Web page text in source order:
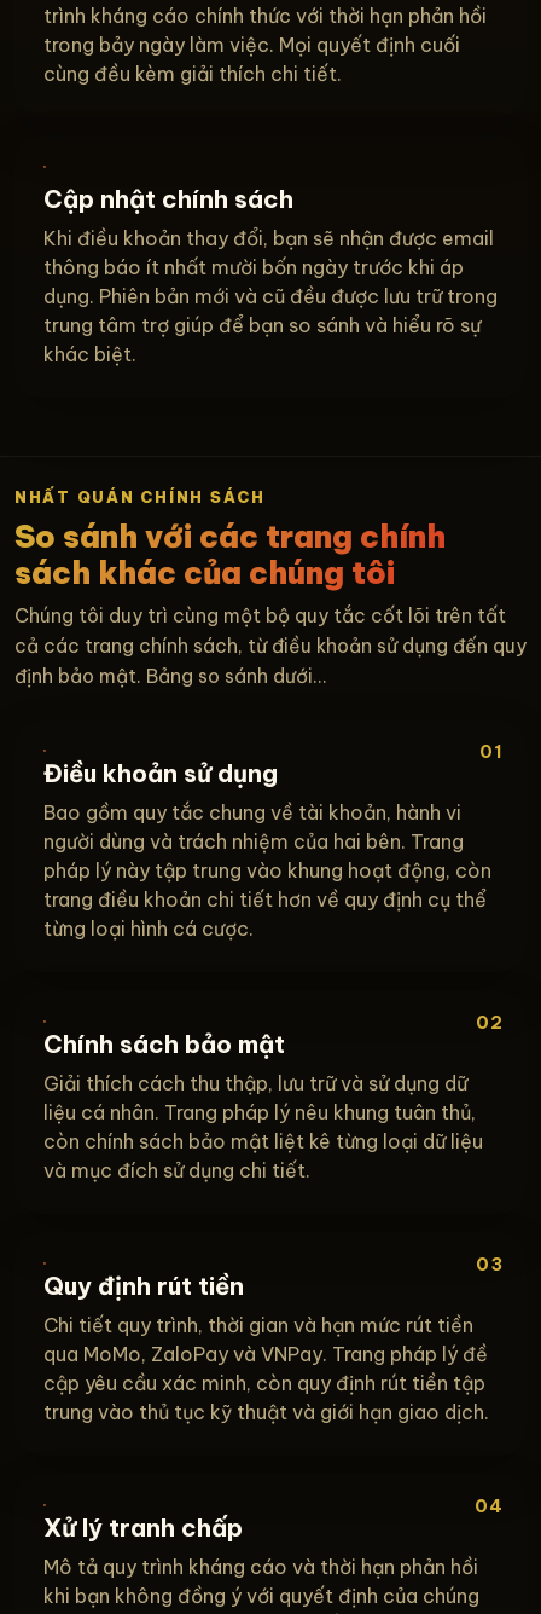
trình kháng cáo chính thức với thời hạn phản hồi
trong bảy ngày làm việc. Mọi quyết định cuối
cùng đều kèm giải thích chi tiết.
Cập nhật chính sách
Khi điều khoản thay đổi, bạn sẽ nhận được email
thông báo ít nhất mười bốn ngày trước khi áp
dụng. Phiên bản mới và cũ đều được lưu trữ trong
trung tâm trợ giúp để bạn so sánh và hiểu rõ sự
khác biệt.
NHẤT QUÁN CHÍNH SÁCH
So sánh với các trang chính
sách khác của chúng tôi
Chúng tôi duy trì cùng một bộ quy tắc cốt lõi trên tất
cả các trang chính sách, từ điều khoản sử dụng đến quy
định bảo mật. Bảng so sánh dưới...
01
Điều khoản sử dụng
Bao gồm quy tắc chung về tài khoản, hành vi
người dùng và trách nhiệm của hai bên. Trang
pháp lý này tập trung vào khung hoạt động, còn
trang điều khoản chi tiết hơn về quy định cụ thể
từng loại hình cá cược.
02
Chính sách bảo mật
Giải thích cách thu thập, lưu trữ và sử dụng dữ
liệu cá nhân. Trang pháp lý nêu khung tuân thủ,
còn chính sách bảo mật liệt kê từng loại dữ liệu
và mục đích sử dụng chi tiết.
03
Quy định rút tiền
Chi tiết quy trình, thời gian và hạn mức rút tiền
qua MoMo, ZaloPay và VNPay. Trang pháp lý đề
cập yêu cầu xác minh, còn quy định rút tiền tập
trung vào thủ tục kỹ thuật và giới hạn giao dịch.
04
Xử lý tranh chấp
Mô tả quy trình kháng cáo và thời hạn phản hồi
khi bạn không đồng ý với quyết định của chúng